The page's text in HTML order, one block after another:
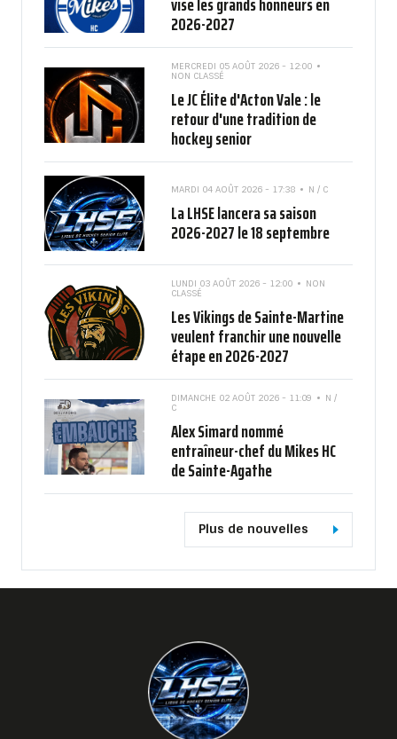
2026-2027
MERCREDI 05 AOÛT 2026 - 12:00
NON CLASSÉ
Le JC Élite d'Acton Vale : le
retour d'une tradition de
hockey senior
MARDI 04 AOÛT 2026 - 17:38 N / C
La LHSE lancera sa saison
2026-2027 le 18 septembre
LUNDI 03 AOÛT 2026 - 12:00
NON
CLASSÉ
Les Vikings de Sainte-Martine
veulent franchir une nouvelle
étape en 2026-2027
DIMANCHE 02 AOÛT 2026 - 11:09
N /
C
Alex Simard nommé
entraîneur-chef du Mikes HC
de Sainte-Agathe
Plus de nouvelles